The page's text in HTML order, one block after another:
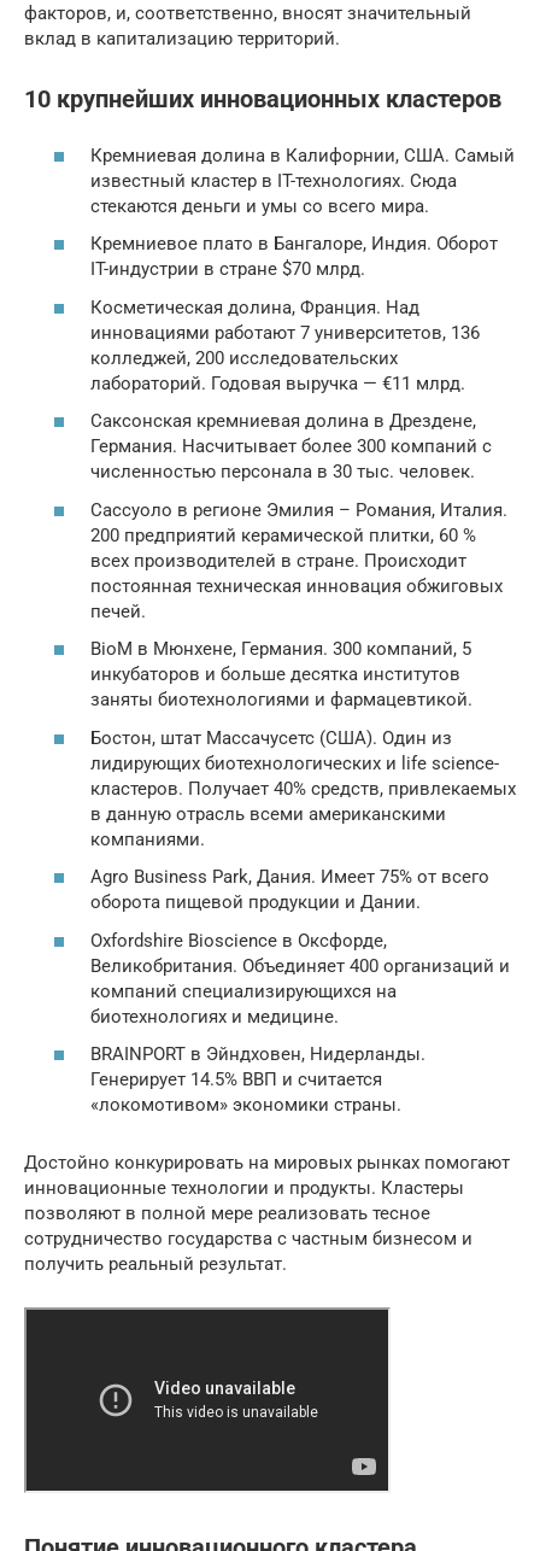
факторов, и, соответственно, вносят значительный
вклад в капитализацию территорий.
10 крупнейших инновационных кластеров
Кремниевая долина в Калифорнии, США. Самый
известный кластер в IT-технологиях. Сюда
стекаются деньги и умы со всего мира.
Кремниевое плато в Бангалоре, Индия. Оборот
IT-индустрии в стране $70 млрд.
Косметическая долина, Франция. Над
инновациями работают 7 университетов, 136
колледжей, 200 исследовательских
лабораторий. Годовая выручка — €11 млрд.
Саксонская кремниевая долина в Дрездене,
Германия. Насчитывает более 300 компаний с
численностью персонала в 30 тыс. человек.
Сассуоло в регионе Эмилия – Романия, Италия.
200 предприятий керамической плитки, 60 %
всех производителей в стране. Происходит
постоянная техническая инновация обжиговых
печей.
BioM в Мюнхене, Германия. 300 компаний, 5
инкубаторов и больше десятка институтов
заняты биотехнологиями и фармацевтикой.
Бостон, штат Массачусетс (США). Один из
лидирующих биотехнологических и life science-
кластеров. Получает 40% средств, привлекаемых
в данную отрасль всеми американскими
компаниями.
Agro Business Park, Дания. Имеет 75% от всего
оборота пищевой продукции и Дании.
Oxfordshire Bioscience в Оксфорде,
Великобритания. Объединяет 400 организаций и
компаний специализирующихся на
биотехнологиях и медицине.
BRAINPORT в Эйндховен, Нидерланды.
Генерирует 14.5% ВВП и считается
«локомотивом» экономики страны.
Достойно конкурировать на мировых рынках помогают
инновационные технологии и продукты. Кластеры
позволяют в полной мере реализовать тесное
сотрудничество государства с частным бизнесом и
получить реальный результат.